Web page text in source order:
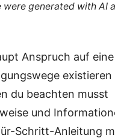
generated with AI
Anspruch auf
du beachten musst
und
Schritt-Anleitung